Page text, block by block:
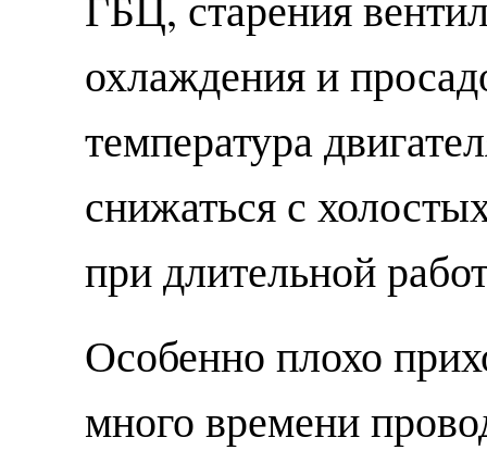
охлаждения и
температура
снижаться с
при длительной
Особенно плохо
много времени